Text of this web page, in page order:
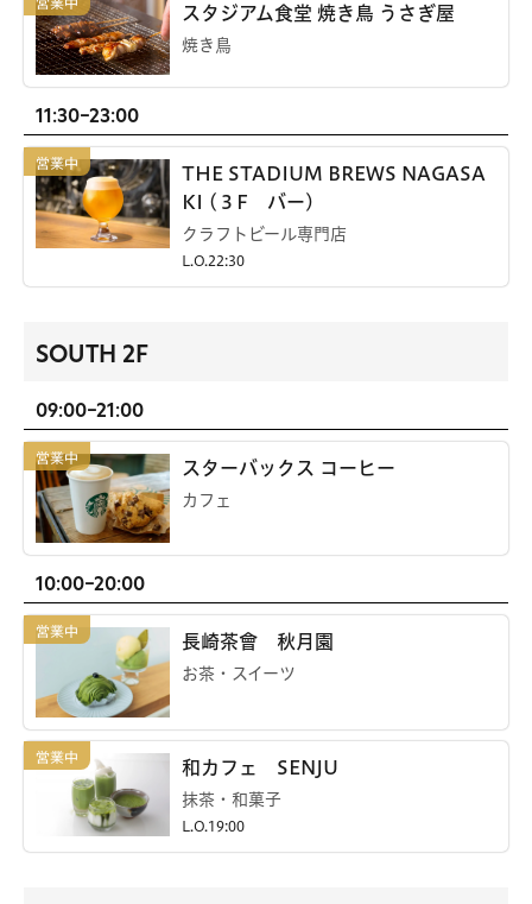
スタジアム食堂 焼き鳥 うさぎ屋
焼き鳥
11:30-23:00
THE STADIUM BREWS NAGASA
KI (３F バー)
クラフトビール専門店
L.O.22:30
SOUTH 2F
09:00-21:00
スターバックス コーヒー
カフェ
10:00-20:00
長崎茶會 秋月園
お茶・スイーツ
和カフェ SENJU
抹茶・和菓子
L.O.19:00